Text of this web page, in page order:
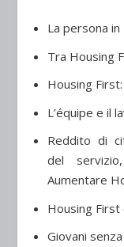
La persona in
Tra Housing
Housing
L’équipe e il
Reddito di
del
Aumentare
Housing First
Giovani